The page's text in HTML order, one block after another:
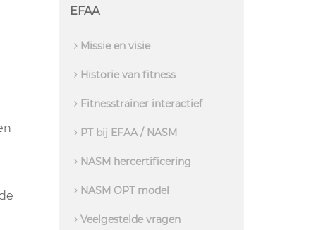
EFAA
Missie en visie
Historie van fitness
Fitnesstrainer interactief
PT bij EFAA / NASM
NASM hercertificering
NASM OPT model
Veelgestelde vragen